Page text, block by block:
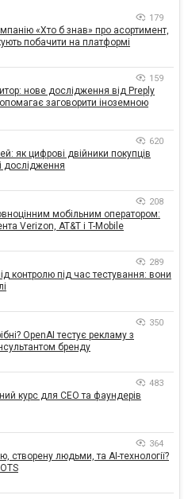
179
«Хто б знав» про асортимент,
побачити на платформі
159
нове дослідження від Preply
заговорити іноземною
620
як цифрові двійники покупців
дослідження
208
мобільним оператором:
Verizon, AT&T і T-Mobile
289
контролю під час тестування: вони
350
OpenAI тестує рекламу з
бренду
483
курс для CEO та фаундерів
364
створену людьми, та AI-технології?